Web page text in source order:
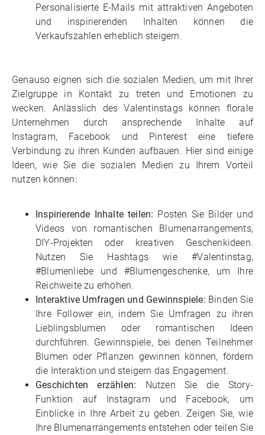
Personalisierte E-Mails mit attraktiven Angeboten
und inspirierenden Inhalten können die
Verkaufszahlen erheblich steigern.
Genauso eignen sich die sozialen Medien, um mit Ihrer
Zielgruppe in Kontakt zu treten und Emotionen zu
wecken. Anlässlich des Valentinstags können florale
Unternehmen durch ansprechende Inhalte auf
Instagram, Facebook und Pinterest eine tiefere
Verbindung zu ihren Kunden aufbauen. Hier sind einige
Ideen, wie Sie die sozialen Medien zu Ihrem Vorteil
nutzen können:
Inspirierende Inhalte teilen: Posten Sie Bilder und
Videos von romantischen Blumenarrangements,
DIY-Projekten oder kreativen Geschenkideen.
Nutzen Sie Hashtags wie #Valentinstag,
#Blumenliebe und #Blumengeschenke, um Ihre
Reichweite zu erhöhen.
Interaktive Umfragen und Gewinnspiele: Binden Sie
Ihre Follower ein, indem Sie Umfragen zu ihren
Lieblingsblumen oder romantischen Ideen
durchführen. Gewinnspiele, bei denen Teilnehmer
Blumen oder Pflanzen gewinnen können, fördern
die Interaktion und steigern das Engagement.
Geschichten erzählen: Nutzen Sie die Story-
Funktion auf Instagram und Facebook, um
Einblicke in Ihre Arbeit zu geben. Zeigen Sie, wie
Ihre Blumenarrangements entstehen oder teilen Sie